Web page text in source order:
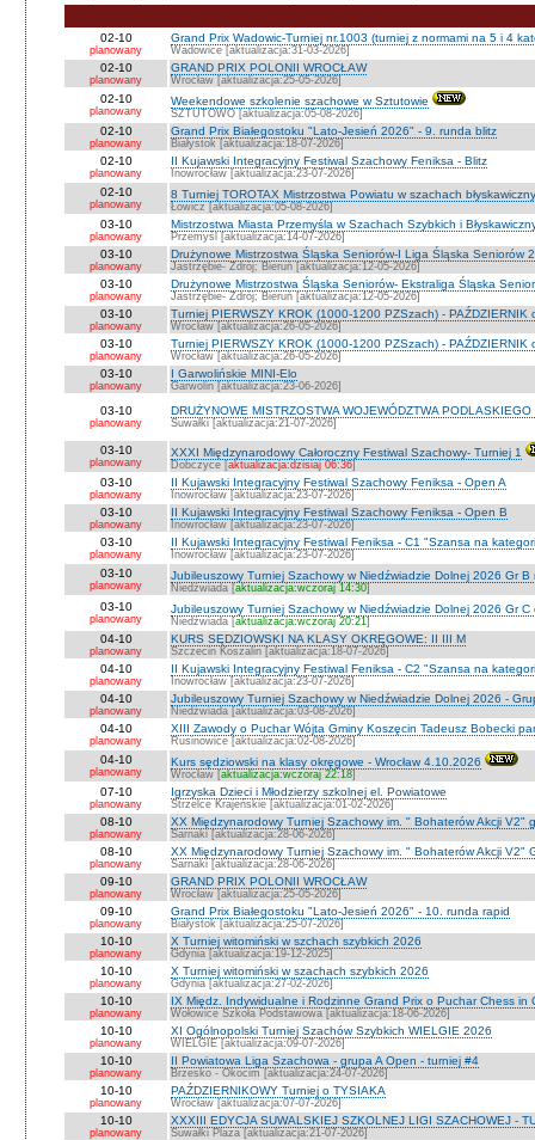
02-10
planowany
Grand Prix Wadowic-Turniej nr.1003 (turniej z normami na 5 i 4
Wadowice [aktualizacja:31-03-2026]
02-10
planowany
GRAND PRIX POLONII WROCŁAW
Wrocław [aktualizacja:25-05-2026]
02-10
planowany
Weekendowe szkolenie szachowe w Sztutowie
SZTUTOWO [aktualizacja:05-08-2026]
02-10
planowany
Grand Prix Białegostoku "Lato-Jesień 2026" - 9. runda blitz
Białystok [aktualizacja:18-07-2026]
02-10
planowany
II Kujawski Integracyjny Festiwal Szachowy Feniksa - Blitz
Inowrocław [aktualizacja:23-07-2026]
02-10
planowany
8 Turniej TOROTAX Mistrzostwa Powiatu w szachach
Łowicz [aktualizacja:05-08-2026]
03-10
planowany
Mistrzostwa Miasta Przemyśla w Szachach Szybkich i
Przemyśl [aktualizacja:14-07-2026]
03-10
planowany
Drużynowe Mistrzostwa Śląska Seniorów-I Liga Śląska Seniorów
Jastrzębie- Zdrój; Bieruń [aktualizacja:12-05-2026]
03-10
planowany
Drużynowe Mistrzostwa Śląska Seniorów- Ekstraliga Śląska
Jastrzębie- Zdrój; Bieruń [aktualizacja:12-05-2026]
03-10
planowany
Turniej PIERWSZY KROK (1000-1200 PZSzach) - PAŹDZIERNIK
Wrocław [aktualizacja:26-05-2026]
03-10
planowany
Turniej PIERWSZY KROK (1000-1200 PZSzach) - PAŹDZIERNIK
Wrocław [aktualizacja:26-05-2026]
03-10
planowany
I Garwolińskie MINI-Elo
Garwolin [aktualizacja:23-06-2026]
03-10
planowany
DRUŻYNOWE MISTRZOSTWA WOJEWÓDZTWA
Suwałki [aktualizacja:21-07-2026]
03-10
planowany
XXXI Międzynarodowy Całoroczny Festiwal Szachowy- Turniej 1
Dobczyce [aktualizacja:dzisiaj 06:36]
03-10
planowany
II Kujawski Integracyjny Festiwal Szachowy Feniksa - Open A
Inowrocław [aktualizacja:23-07-2026]
03-10
planowany
II Kujawski Integracyjny Festiwal Szachowy Feniksa - Open B
Inowrocław [aktualizacja:23-07-2026]
03-10
planowany
II Kujawski Integracyjny Festiwal Feniksa - C1 "Szansa na
Inowrocław [aktualizacja:23-07-2026]
03-10
planowany
Jubileuszowy Turniej Szachowy w Niedźwiadzie Dolnej 2026 Gr
Niedźwiada [aktualizacja:wczoraj 14:30]
03-10
planowany
Jubileuszowy Turniej Szachowy w Niedźwiadzie Dolnej 2026 Gr
Niedźwiada [aktualizacja:wczoraj 20:21]
04-10
planowany
KURS SĘDZIOWSKI NA KLASY OKRĘGOWE: II III M
Szczecin Koszalin [aktualizacja:18-07-2026]
04-10
planowany
II Kujawski Integracyjny Festiwal Feniksa - C2 "Szansa na
Inowrocław [aktualizacja:23-07-2026]
04-10
planowany
Jubileuszowy Turniej Szachowy w Niedźwiadzie Dolnej 2026 -
Niedżwiada [aktualizacja:03-08-2026]
04-10
planowany
XIII Zawody o Puchar Wójta Gminy Koszęcin Tadeusz Bobecki
Rusinowice [aktualizacja:02-08-2026]
04-10
planowany
Kurs sędziowski na klasy okręgowe - Wrocław 4.10.2026
Wrocław [aktualizacja:wczoraj 22:18]
07-10
planowany
Igrzyska Dzieci i Młodzierzy szkolnej el. Powiatowe
Strzelce Krajeńskie [aktualizacja:01-02-2026]
08-10
planowany
XX Międzynarodowy Turniej Szachowy im. " Bohaterów Akcji V2"
Sarnaki [aktualizacja:28-06-2026]
08-10
planowany
XX Międzynarodowy Turniej Szachowy im. " Bohaterów Akcji V2"
Sarnaki [aktualizacja:28-06-2026]
09-10
planowany
GRAND PRIX POLONII WROCŁAW
Wrocław [aktualizacja:25-05-2026]
09-10
planowany
Grand Prix Białegostoku "Lato-Jesień 2026" - 10. runda rapid
Białystok [aktualizacja:25-07-2026]
10-10
planowany
X Turniej witomiński w szchach szybkich 2026
Gdynia [aktualizacja:19-12-2025]
10-10
planowany
X Turniej witomiński w szachach szybkich 2026
Gdynia [aktualizacja:27-02-2026]
10-10
planowany
IX Międz. Indywidualne i Rodzinne Grand Prix o Puchar Chess in
Wołowice Szkoła Podstawowa [aktualizacja:18-06-2026]
10-10
planowany
XI Ogólnopolski Turniej Szachów Szybkich WIELGIE 2026
WIELGIE [aktualizacja:09-07-2026]
10-10
planowany
II Powiatowa Liga Szachowa - grupa A Open - turniej #4
Brzesko - Okocim [aktualizacja:24-07-2026]
10-10
planowany
PAŹDZIERNIKOWY Turniej o TYSIAKA
Wrocław [aktualizacja:07-07-2026]
10-10
planowany
XXXIII EDYCJA SUWALSKIEJ SZKOLNEJ LIGI SZACHOWEJ -
Suwałki Plaza [aktualizacja:21-07-2026]